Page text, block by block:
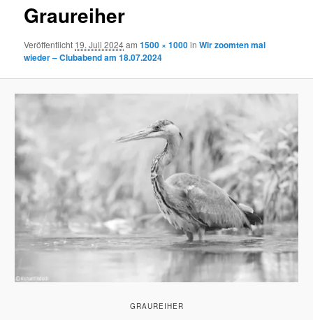
Graureiher
Veröffentlicht 19. Juli 2024am1500 × 1000inWir zoomten mal
wieder – Clubabend am 18.07.2024
GRAUREIHER